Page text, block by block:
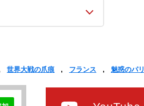
世界大戦の爪痕 フランス 魅惑のパリ